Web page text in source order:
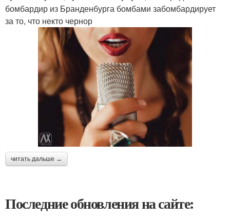
бомбардир из Бранденбурга бомбами забомбардирует
за то, что некто чернор
читать дальше →
Последние обновления на сайте: